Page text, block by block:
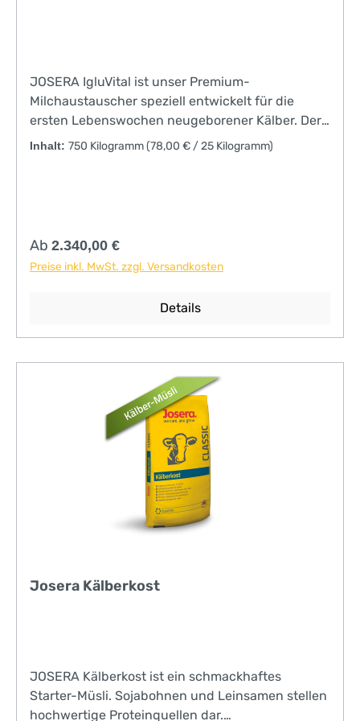
JOSERA IgluVital ist unser Premium-
Milchaustauscher speziell entwickelt für die
ersten Lebenswochen neugeborener Kälber. Der
Milchaustauscher basiert auf hochwertigen
Entwicklung einer gesunden Darmflora und
stärken das Immunsystem. JOSERA IgluVital ist
somit der Sorglos-Milchaustauscher für die
Kälber nach dem Kolostrum. Folgende
besitzen entzündungshemmende Wirkungen
Probiotika erhöhen die Anzahl „guter“ Bakterien
und festigen das Darmmilieu Präbiotika fördern
die Darmflora und binden schädliche
ErregerMilchkomponenten mit hoher Löslichkeit –
bestens für die ad libitum Tränke geeignet
Inhalt: 750 Kilogramm(78,00 € / 25 Kilogramm)
Regulärer Preis:
Ab 2.340,00 €
Preise inkl. MwSt. zzgl. Versandkosten
Details
Josera Kälberkost
JOSERA Kälberkost ist ein schmackhaftes
Starter-Müsli. Sojabohnen und Leinsamen stellen
hochwertige Proteinquellen dar.